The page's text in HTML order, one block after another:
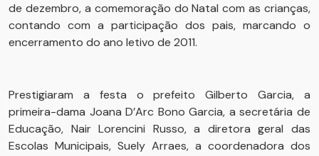
de dezembro, a comemoração do Natal com as crianças,
contando com a participação dos pais, marcando o
encerramento do ano letivo de 2011.
Prestigiaram a festa o prefeito Gilberto Garcia, a
primeira-dama Joana D’Arc Bono Garcia, a secretária de
Educação, Nair Lorencini Russo, a diretora geral das
Escolas Municipais, Suely Arraes, a coordenadora dos